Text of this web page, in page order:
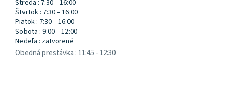
Streda : 7:30 – 16:00
Štvrtok : 7:30 – 16:00
Piatok : 7:30 – 16:00
Sobota : 9:00 – 12:00
Nedeľa : zatvorené
Obedná prestávka : 11:45 - 12:30